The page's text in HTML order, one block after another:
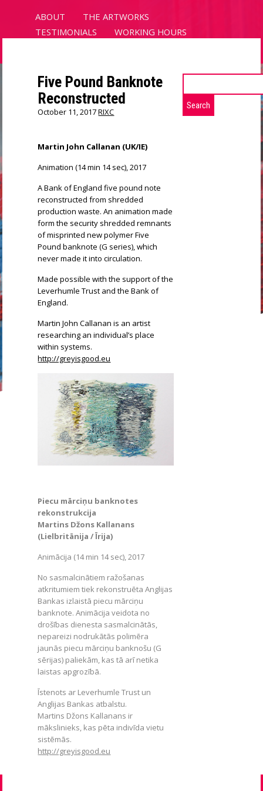
ABOUT
THE ARTWORKS
TESTIMONIALS
WORKING HOURS
VIRTUALITIES AND
3 EXHIBITIONS, 30 ARTWORKS, 8 VR / 3
IZSTĀDES, 30 MĀKSLAS DARBI, 8 VR
Five Pound Banknote
Reconstructed
October 11, 2017RIXC
Martin John Callanan (UK/IE)
Animation (14 min 14 sec), 2017
A Bank of England five pound note
reconstructed from shredded
production waste. An animation made
form the security shredded remnants
of misprinted new polymer Five
Pound banknote (G series), which
never made it into circulation.
Made possible with the support of the
Leverhumle Trust and the Bank of
England.
Martin John Callanan is an artist
researching an individual’s place
within systems.
http://greyisgood.eu
Piecu mārciņu banknotes
rekonstrukcija
Martins Džons Kallanans
(Lielbritānija / Īrija)
Animācija (14 min 14 sec), 2017
No sasmalcinātiem ražošanas
atkritumiem tiek rekonstruēta Anglijas
Bankas izlaistā piecu mārciņu
banknote. Animācija veidota no
drošības dienesta sasmalcinātās,
nepareizi nodrukātās polimēra
jaunās piecu mārciņu banknošu (G
sērijas) paliekām, kas tā arī netika
laistas apgrozībā.
Īstenots ar Leverhumle Trust un
Anglijas Bankas atbalstu.
Martins Džons Kallanans ir
mākslinieks, kas pēta indivīda vietu
sistēmās.
http://greyisgood.eu
for: